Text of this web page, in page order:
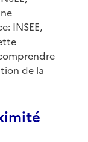
INSEE,
de la